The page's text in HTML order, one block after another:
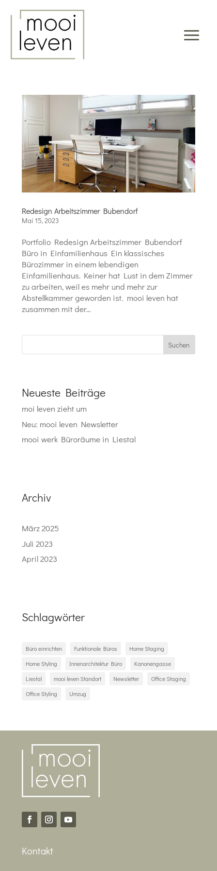
Redesign Arbeitszimmer Bubendorf
Mai 15, 2023
Portfolio Redesign Arbeitszimmer Bubendorf
Büro in Einfamilienhaus Ein klassisches
Bürozimmer in einem lebendigen
Einfamilienhaus. Keiner hat Lust in dem Zimmer
zu arbeiten, weil es mehr und mehr zur
Abstellkammer geworden ist. mooi leven hat
zusammen mit der...
Suchen
Neueste Beiträge
moi leven zieht um
Neu: mooi leven Newsletter
mooi werk Büroräume in Liestal
Archiv
März 2025
Juli 2023
April 2023
Schlagwörter
Büro einrichten Funktionale Büros
Home Staging
Home Styling
Innenarchitektur Büro
Kanonengasse
Liestal
mooi leven Standort Newsletter
Office Staging
Office Styling
Umzug
Kontakt